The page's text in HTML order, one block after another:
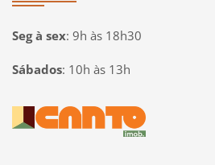
Seg à sex: 9h às 18h30
Sábados: 10h às 13h
Página inicial